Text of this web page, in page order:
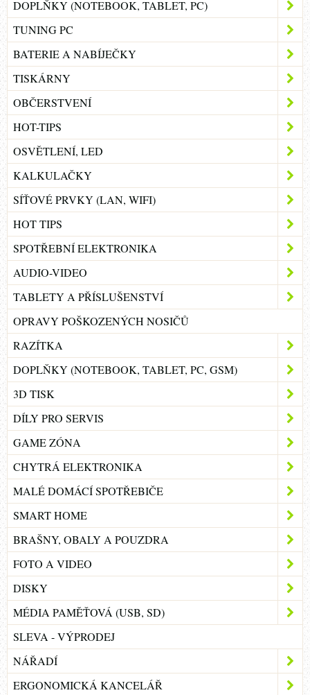
DOPLŇKY (NOTEBOOK, TABLET, PC)
TUNING PC
BATERIE A NABÍJEČKY
TISKÁRNY
OBČERSTVENÍ
HOT-TIPS
OSVĚTLENÍ, LED
KALKULAČKY
SÍŤOVÉ PRVKY (LAN, WIFI)
HOT TIPS
SPOTŘEBNÍ ELEKTRONIKA
AUDIO-VIDEO
TABLETY A PŘÍSLUŠENSTVÍ
OPRAVY POŠKOZENÝCH NOSIČŮ
RAZÍTKA
DOPLŇKY (NOTEBOOK, TABLET, PC, GSM)
3D TISK
DÍLY PRO SERVIS
GAME ZÓNA
CHYTRÁ ELEKTRONIKA
MALÉ DOMÁCÍ SPOTŘEBIČE
SMART HOME
BRAŠNY, OBALY A POUZDRA
FOTO A VIDEO
DISKY
MÉDIA PAMĚŤOVÁ (USB, SD)
SLEVA - VÝPRODEJ
NÁŘADÍ
ERGONOMICKÁ KANCELÁŘ